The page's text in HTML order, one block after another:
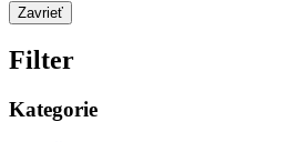
Zavrieť
Filter
Kategorie